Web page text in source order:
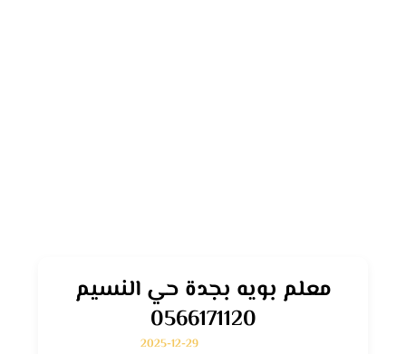
معلم بويه بجدة حي النسيم
0566171120
2025-12-29